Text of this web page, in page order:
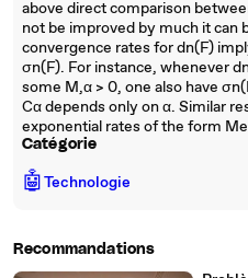
above direct comparison
not be improved by much it can
convergence rates for dn(F)
σn(F). For instance, whenever
some M,α > 0, one also have
Cα depends only on α. Similar
exponential rates of the form
Catégorie
🤖Technologie
Recommandations